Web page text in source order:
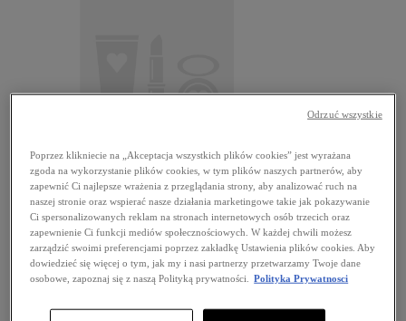
The Face Glue
BESTSELLERY
OCZY
View all OCZY
Eyelinery
Brwi
Cienie do powiek
Tusze do rzęs
Bazy pod cienie
Poprzez klikniecie na „Akceptacja wszystkich plików cookies” jest wyrażana
zgoda na wykorzystanie plików cookies, w tym plików naszych partnerów, aby
zapewnić Ci najlepsze wrażenia z przeglądania strony, aby analizować ruch na
naszej stronie oraz wspierać nasze działania marketingowe takie jak pokazywanie
Ci spersonalizowanych reklam na stronach internetowych osób trzecich oraz
zapewnienie Ci funkcji mediów społecznościowych. W każdej chwili możesz
zarządzić swoimi preferencjami poprzez zakładkę Ustawienia plików cookies. Aby
dowiedzieć się więcej o tym, jak my i nasi partnerzy przetwarzamy Twoje dane
osobowe, zapoznaj się z naszą Polityką prywatności.
Polityka Prywatnosci
Odrzuć wszystkie